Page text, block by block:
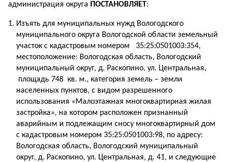
администрация округа ПОСТАНОВЛЯЕТ:
Изъять для муниципальных нужд Вологодского
муниципального округа Вологодской области земельный
участок с кадастровым номером 35:25:0501003:354,
местоположение: Вологодская область, Вологодский
муниципальный округ, д. Раскопино, ул. Центральная,
площадь 748 кв. м., категория земель – земли
населенных пунктов, с видом разрешенного
использования «Малоэтажная многоквартирная жилая
застройка», на котором расположен признанный
аварийным и подлежащим сносу многоквартирный дом
с кадастровым номером 35:25:0501003:98, по адресу:
Вологодская область, Вологодский муниципальный
округ, д. Раскопино, ул. Центральная, д. 41, и следующие